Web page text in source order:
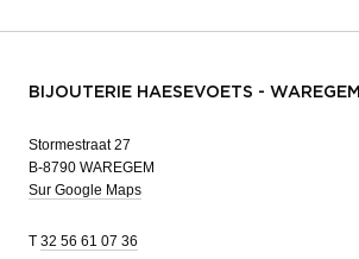
BIJOUTERIE HAESEVOETS - WAREGEM
Stormestraat 27
B-8790 WAREGEM
Sur Google Maps
T 32 56 61 07 36